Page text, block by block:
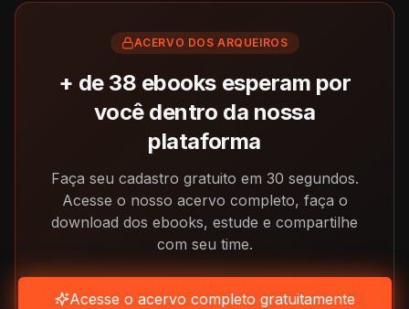
ACERVO DOS ARQUEIROS
+ de 38 ebooks esperam por
você dentro da nossa
plataforma
Faça seu cadastro gratuito em 30 segundos.
Acesse o nosso acervo completo, faça o
download dos ebooks, estude e compartilhe
com seu time.
Acesse o acervo completo gratuitamente